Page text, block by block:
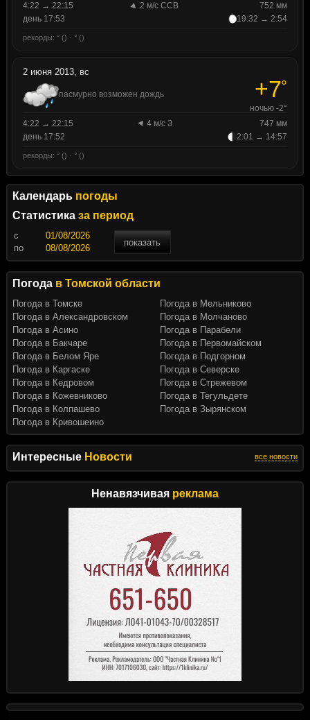
Интересные Новости все новости
Ненавязчивая реклама
4:22 → 22:15
2 м/с ССВ
752 мм
день 17:53
19:32 → 2:54
рекорды: ° () · ° ()
2 июня 2013, вс
пасмурно возможен дождь +7°
ночью -2°
4:22 → 22:15
4 м/с З
747 мм
день 17:52
2:01 → 14:57
рекорды: ° () · ° ()
Календарь погоды
Статистика за период
c
показать
по
Погода в Томской области
Погода в Томске
Погода в Александровском
Погода в Асино
Погода в Бакчаре
Погода в Белом Яре
Погода в Каргаске
Погода в Кедровом
Погода в Кожевниково
Погода в Колпашево
Погода в Кривошеино
Погода в Мельниково
Погода в Молчаново
Погода в Парабели
Погода в Первомайском
Погода в Подгорном
Погода в Северске
Погода в Стрежевом
Погода в Тегульдете
Погода в Зырянском